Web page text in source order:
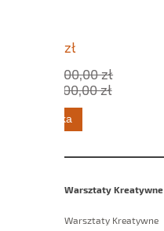
Warsztaty Kreatywne
Warsztaty Kreatywne